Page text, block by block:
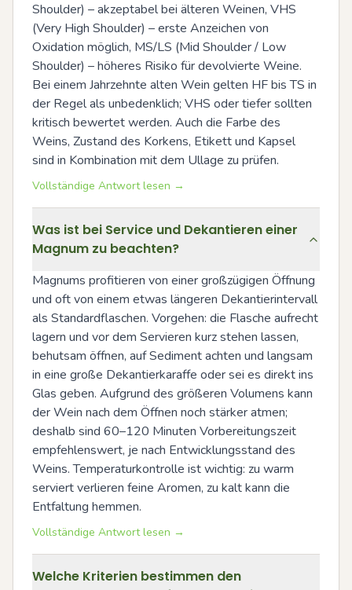
Shoulder) – akzeptabel bei älteren Weinen, VHS
(Very High Shoulder) – erste Anzeichen von
Oxidation möglich, MS/LS (Mid Shoulder / Low
Shoulder) – höheres Risiko für devolvierte Weine.
Bei einem Jahrzehnte alten Wein gelten HF bis TS in
der Regel als unbedenklich; VHS oder tiefer sollten
kritisch bewertet werden. Auch die Farbe des
Weins, Zustand des Korkens, Etikett und Kapsel
sind in Kombination mit dem Ullage zu prüfen.
Vollständige Antwort lesen →
Was ist bei Service und Dekantieren einer
Magnum zu beachten?
Magnums profitieren von einer großzügigen Öffnung
und oft von einem etwas längeren Dekantierintervall
als Standardflaschen. Vorgehen: die Flasche aufrecht
lagern und vor dem Servieren kurz stehen lassen,
behutsam öffnen, auf Sediment achten und langsam
in eine große Dekantierkaraffe oder sei es direkt ins
Glas geben. Aufgrund des größeren Volumens kann
der Wein nach dem Öffnen noch stärker atmen;
deshalb sind 60–120 Minuten Vorbereitungszeit
empfehlenswert, je nach Entwicklungsstand des
Weins. Temperaturkontrolle ist wichtig: zu warm
serviert verlieren feine Aromen, zu kalt kann die
Entfaltung hemmen.
Vollständige Antwort lesen →
Welche Kriterien bestimmen den